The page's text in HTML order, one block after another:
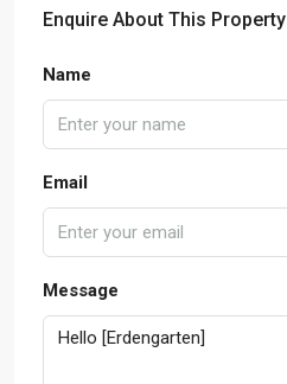
Enquire About This Property
Name
Email
Message